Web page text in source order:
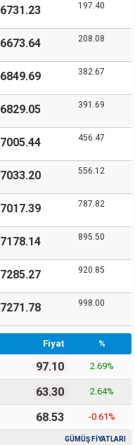
6731.23 197.40
6673.64 208.08
6849.69 382.67
6829.05 391.69
7005.44 456.47
7033.20 556.12
7017.39 787.82
7178.14 895.50
7285.27 920.85
7271.78 998.00
Fiyat %
97.10 2.69%
63.30 2.64%
68.53 -0.61 %
GÜMÜŞ FİYATLARI